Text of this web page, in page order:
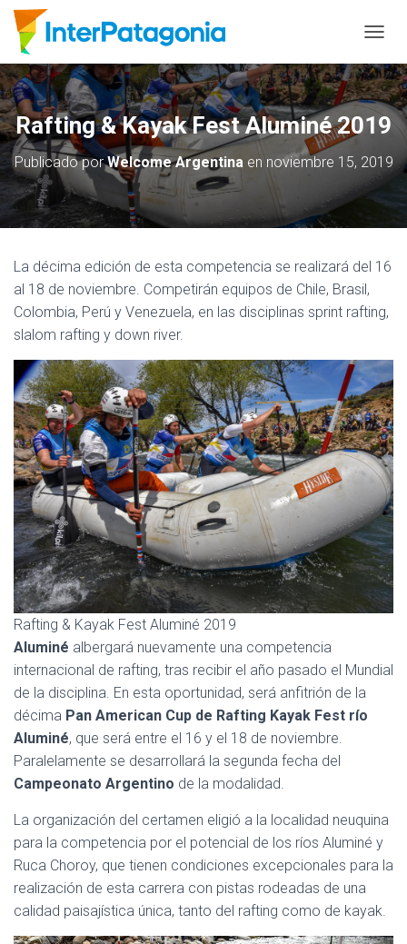
A
M
B
I
A
M
D
N
E
I
Ó
N
Rafting & Kayak Fest Aluminé 2019
Publicado porWelcome Argentinaen noviembre 15, 2019
La décima edición de esta competencia se realizará del 16
al 18 de noviembre. Competirán equipos de Chile, Brasil,
Colombia, Perú y Venezuela, en las disciplinas sprint rafting,
slalom rafting y down river.
Rafting & Kayak Fest Aluminé 2019
Aluminé albergará nuevamente una competencia
internacional de rafting, tras recibir el año pasado el Mundial
de la disciplina. En esta oportunidad, será anfitrión de la
décima Pan American Cup de Rafting Kayak Fest río
Aluminé, que será entre el 16 y el 18 de noviembre.
Paralelamente se desarrollará la segunda fecha del
Campeonato Argentino de la modalidad.
La organización del certamen eligió a la localidad neuquina
para la competencia por el potencial de los ríos Aluminé y
Ruca Choroy, que tienen condiciones excepcionales para la
realización de esta carrera con pistas rodeadas de una
calidad paisajística única, tanto del rafting como de kayak.